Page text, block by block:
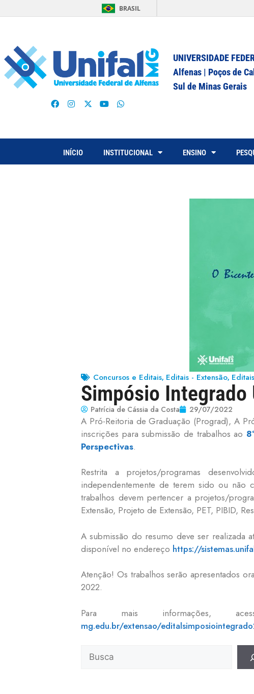
BRASIL
UNIVERSIDADE
Alfenas | Poços de
Sul de Minas Gerais
INÍCIO INSTITUCIONAL ENSINO
Concursos e Editais, Editais - Extensão,
Simpósio Integrado
Patrícia de Cássia da Costa 29/07/2022
A Pró-Reitoria de Graduação (Prograd), A
inscrições para submissão de trabalhos ao
Perspectivas.
Restrita a projetos/programas
independentemente de terem sido ou não
trabalhos devem pertencer a projetos/
Extensão, Projeto de Extensão, PET, PIBID,
A submissão do resumo deve ser realizada
disponível no endereço https://
Atenção! Os trabalhos serão apresentados
2022.
Para mais informações,
mg.edu.br/extensao/